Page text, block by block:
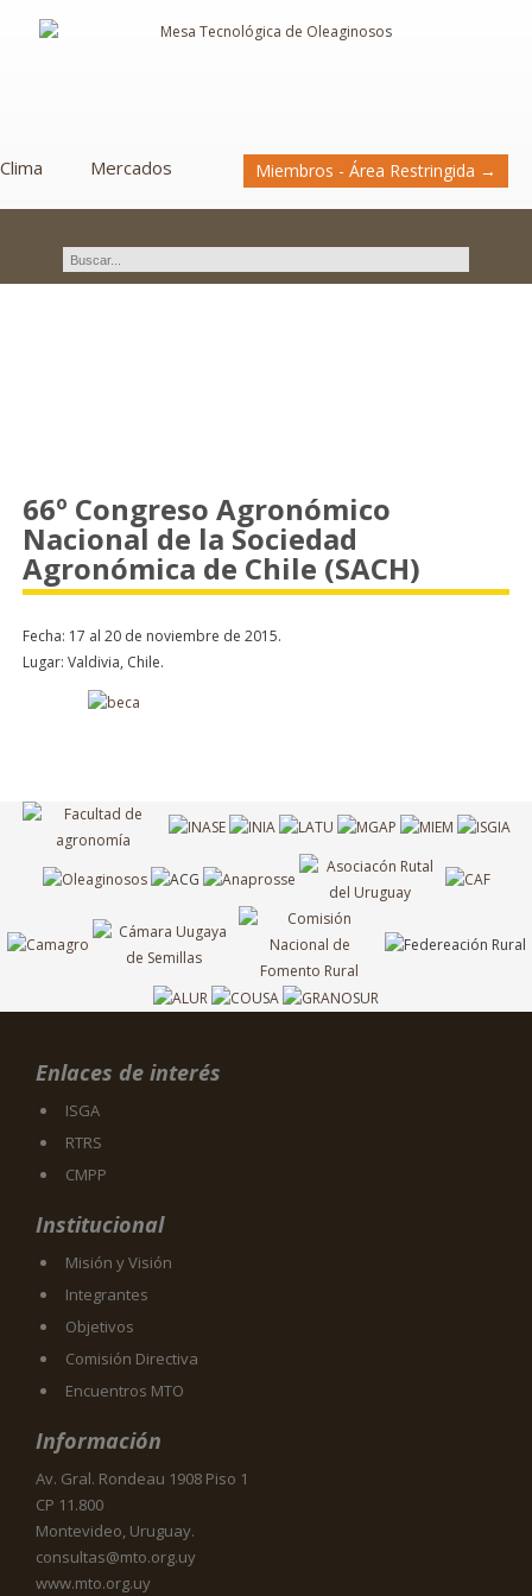
Clima Mercados Miembros - Área Restringida →
66º Congreso Agronómico
Nacional de la Sociedad
Agronómica de Chile (SACH)
Fecha: 17 al 20 de noviembre de 2015.
Lugar: Valdivia, Chile.
Enlaces de interés
ISGA
RTRS
CMPP
Institucional
Misión y Visión
Integrantes
Objetivos
Comisión Directiva
Encuentros MTO
Información
Av. Gral. Rondeau 1908 Piso 1
CP 11.800
Montevideo, Uruguay.
consultas@mto.org.uy
www.mto.org.uy